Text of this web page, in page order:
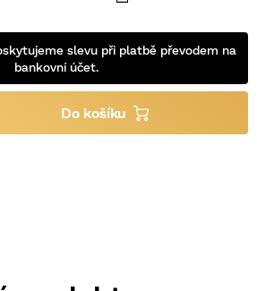
slevu při platbě převodem na
bankovní účet.